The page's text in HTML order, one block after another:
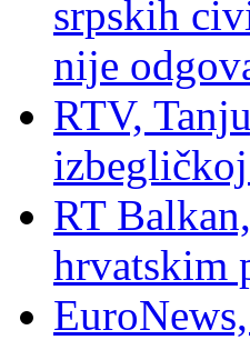
srpskih
nije
RTV,
RT
hrvatskim